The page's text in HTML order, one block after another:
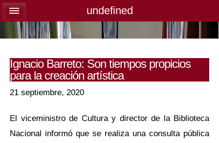
Ignacio Barreto: Son tiempos propicios
para la creación artística
21 septiembre, 2020
El viceministro de Cultura y director de la Biblioteca
Nacional informó que se realiza una consulta pública
undefined
undefined